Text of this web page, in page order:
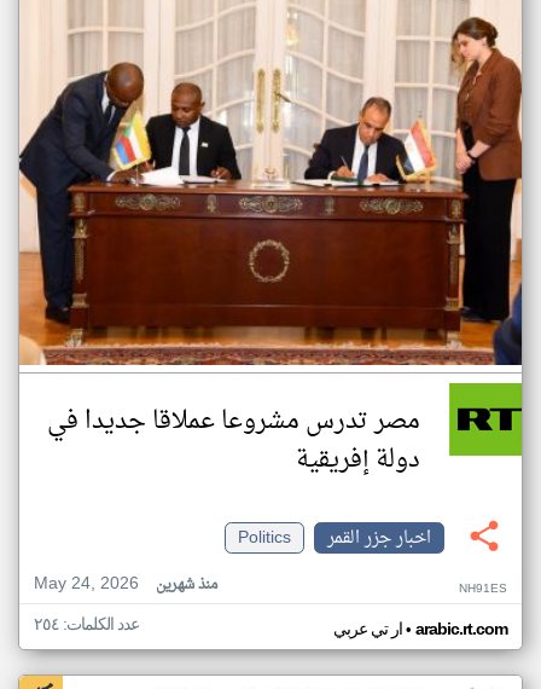
مصر تدرس مشروعا عملاقا جديدا في
دولة إفريقية
اخبار جزر القمر
Politics
May 24, 2026
منذ شهرين NH91ES
ار تي عربي• arabic.rt.com عدد الكلمات: ٢٥٤